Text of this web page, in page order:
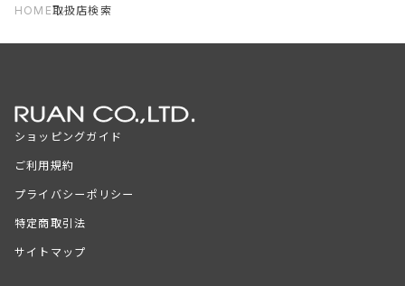
HOME取扱店検索
ショッピングガイド
ご利用規約
プライバシーポリシー
特定商取引法
サイトマップ